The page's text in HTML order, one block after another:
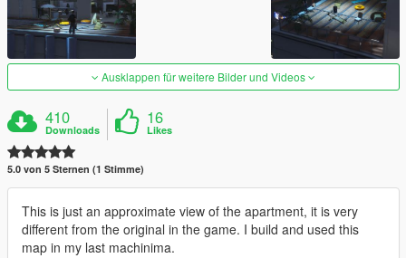
Ausklappen für weitere Bilder und Videos
410
Downloads
16
Likes
5.0 von 5 Sternen (1 Stimme)
This is just an approximate view of the apartment, it is very
different from the original in the game. I build and used this
map in my last machinima.